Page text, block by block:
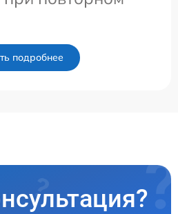
подробнее